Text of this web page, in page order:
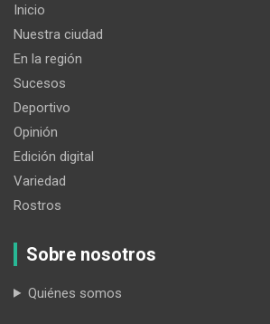
Inicio
Nuestra ciudad
En la región
Sucesos
Deportivo
Opinión
Edición digital
Variedad
Rostros
Sobre nosotros
Quiénes somos